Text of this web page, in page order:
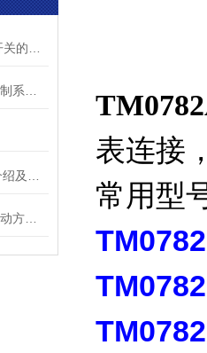
表连接
常用型